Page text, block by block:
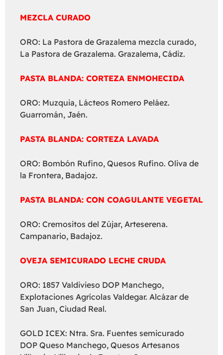
MEZCLA CURADO
ORO: La Pastora de Grazalema mezcla curado,
La Pastora de Grazalema. Grazalema, Cádiz.
PASTA BLANDA: CORTEZA ENMOHECIDA
ORO: Muzquia, Lácteos Romero Peláez.
Guarromán, Jaén.
PASTA BLANDA: CORTEZA LAVADA
ORO: Bombón Rufino, Quesos Rufino. Oliva de
la Frontera, Badajoz.
PASTA BLANDA: CON COAGULANTE VEGETAL
ORO: Cremositos del Zújar, Arteserena.
Campanario, Badajoz.
OVEJA SEMICURADO LECHE CRUDA
ORO: 1857 Valdivieso DOP Manchego,
Explotaciones Agrícolas Valdegar. Alcázar de
San Juan, Ciudad Real.
GOLD ICEX: Ntra. Sra. Fuentes semicurado
DOP Queso Manchego, Quesos Artesanos